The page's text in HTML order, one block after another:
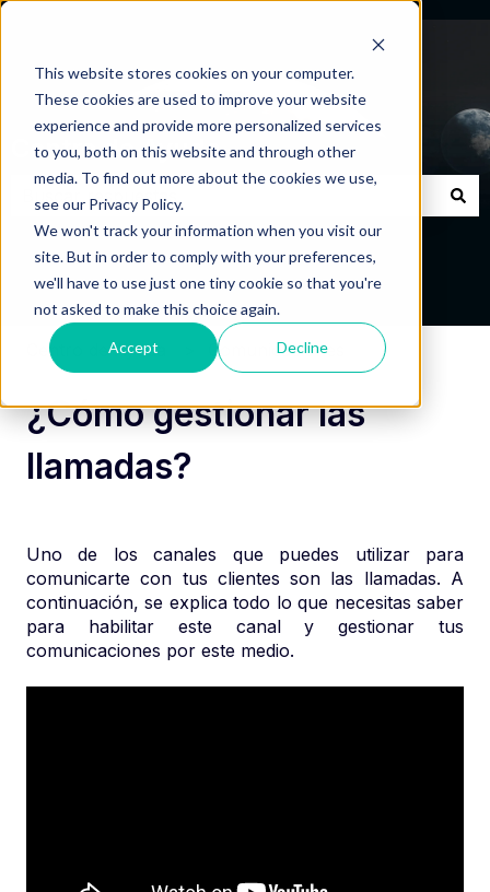
This website stores cookies on your computer.
These cookies are used to improve your website
experience and provide more personalized services
to you, both on this website and through other
media. To find out more about the cookies we use,
see our Privacy Policy.
We won't track your information when you visit our
site. But in order to comply with your preferences,
we'll have to use just one tiny cookie so that you're
not asked to make this choice again.
Accept Decline
Centro de Ayuda
No hay sugerencias porque el campo de búsqueda
Centro de Ayuda Comunicaciones
¿Cómo gestionar las
llamadas?
Uno de los canales que puedes utilizar para
comunicarte con tus clientes son las llamadas. A
continuación, se explica todo lo que necesitas saber
para habilitar este canal y gestionar tus
comunicaciones por este medio.